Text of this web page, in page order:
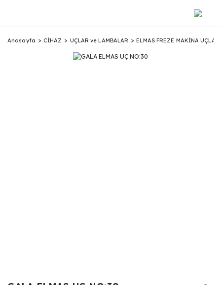
Anasayfa CİHAZ UÇLAR ve LAMBALAR ELMAS FREZE MAKİNA